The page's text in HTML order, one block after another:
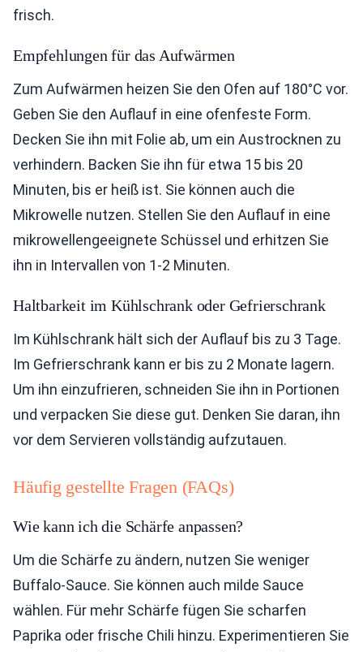
frisch.
Empfehlungen für das Aufwärmen
Zum Aufwärmen heizen Sie den Ofen auf 180°C vor.
Geben Sie den Auflauf in eine ofenfeste Form.
Decken Sie ihn mit Folie ab, um ein Austrocknen zu
verhindern. Backen Sie ihn für etwa 15 bis 20
Minuten, bis er heiß ist. Sie können auch die
Mikrowelle nutzen. Stellen Sie den Auflauf in eine
mikrowellengeeignete Schüssel und erhitzen Sie
ihn in Intervallen von 1-2 Minuten.
Haltbarkeit im Kühlschrank oder Gefrierschrank
Im Kühlschrank hält sich der Auflauf bis zu 3 Tage.
Im Gefrierschrank kann er bis zu 2 Monate lagern.
Um ihn einzufrieren, schneiden Sie ihn in Portionen
und verpacken Sie diese gut. Denken Sie daran, ihn
vor dem Servieren vollständig aufzutauen.
Häufig gestellte Fragen (FAQs)
Wie kann ich die Schärfe anpassen?
Um die Schärfe zu ändern, nutzen Sie weniger
Buffalo-Sauce. Sie können auch milde Sauce
wählen. Für mehr Schärfe fügen Sie scharfen
Paprika oder frische Chili hinzu. Experimentieren Sie